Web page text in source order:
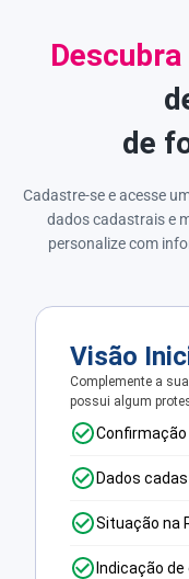
Descubra
de
Cadastre-se e acesse
dados cadastrais e
personalize com
Visão
Complemente a
possui algum
Confirmação
Dados
Situação na
Indicação